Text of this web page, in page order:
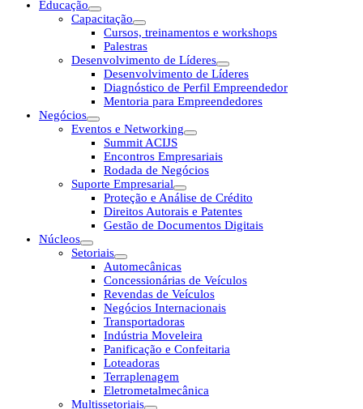
Educação
Capacitação
Cursos, treinamentos e workshops
Palestras
Desenvolvimento de Líderes
Desenvolvimento de Líderes
Diagnóstico de Perfil Empreendedor
Mentoria para Empreendedores
Negócios
Eventos e Networking
Summit ACIJS
Encontros Empresariais
Rodada de Negócios
Suporte Empresarial
Proteção e Análise de Crédito
Direitos Autorais e Patentes
Gestão de Documentos Digitais
Núcleos
Setoriais
Automecânicas
Concessionárias de Veículos
Revendas de Veículos
Negócios Internacionais
Transportadoras
Indústria Moveleira
Panificação e Confeitaria
Loteadoras
Terraplenagem
Eletrometalmecânica
Multissetoriais